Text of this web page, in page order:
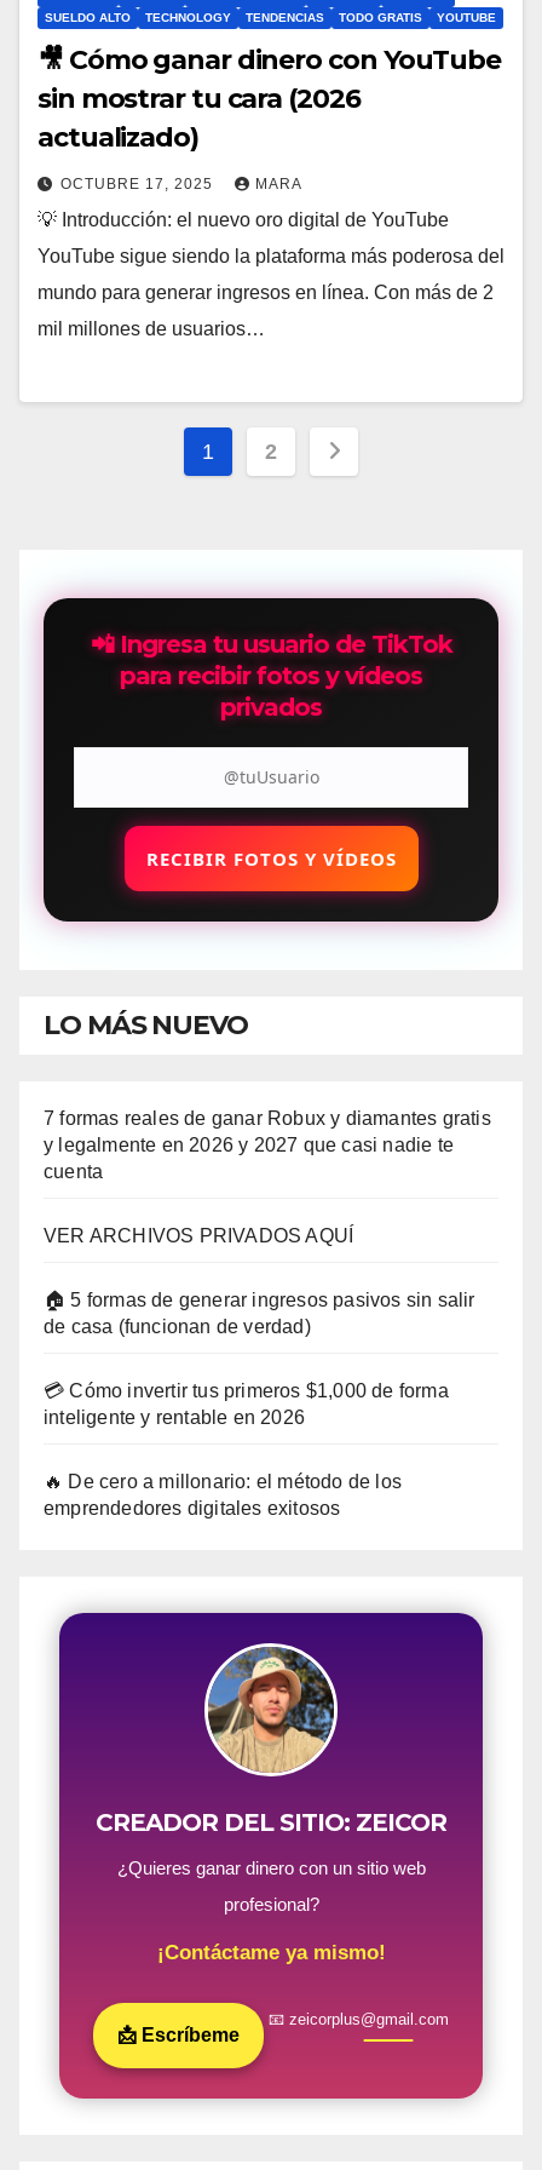
SUELDO ALTO
TECHNOLOGY TENDENCIAS TODO GRATIS YOUTUBE
🎥 Cómo ganar dinero con YouTube
sin mostrar tu cara (2026
actualizado)
OCTUBRE 17, 2025 MARA
💡 Introducción: el nuevo oro digital de YouTube
YouTube sigue siendo la plataforma más poderosa del
mundo para generar ingresos en línea. Con más de 2
mil millones de usuarios…
Paginación
1 2
📲 Ingresa tu usuario de TikTok
para recibir fotos y vídeos
privados
RECIBIR FOTOS Y VÍDEOS
LO MÁS NUEVO
7 formas reales de ganar Robux y diamantes gratis
y legalmente en 2026 y 2027 que casi nadie te
cuenta
VER ARCHIVOS PRIVADOS AQUÍ
🏠 5 formas de generar ingresos pasivos sin salir
de casa (funcionan de verdad)
💳 Cómo invertir tus primeros $1,000 de forma
inteligente y rentable en 2026
🔥 De cero a millonario: el método de los
emprendedores digitales exitosos
CREADOR DEL SITIO: ZEICOR
¿Quieres ganar dinero con un sitio web
profesional?
¡Contáctame ya mismo!
📩 Escríbeme
📧 zeicorplus@gmail.com